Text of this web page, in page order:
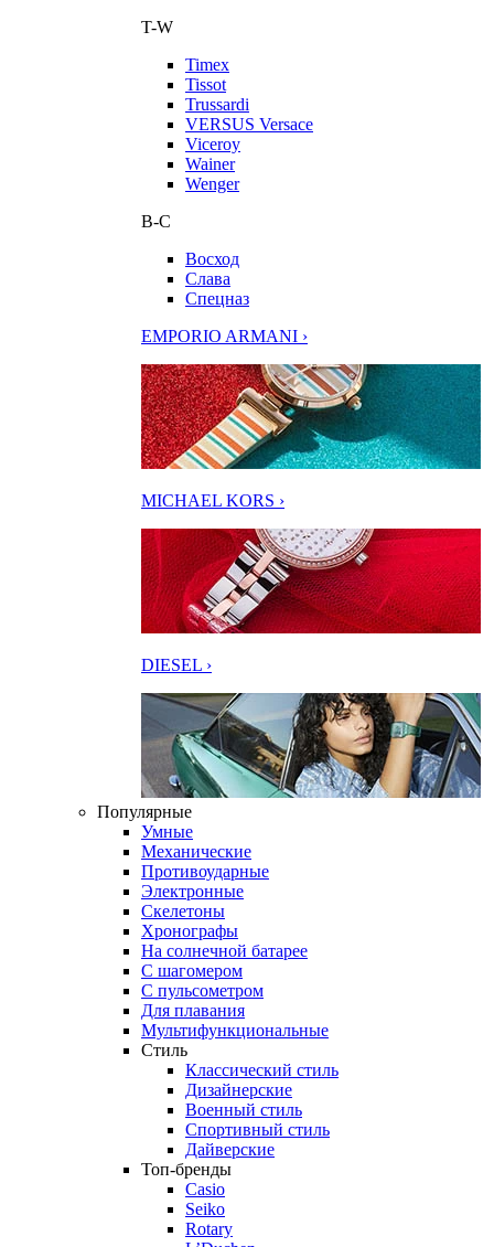
T-W
Timex
Tissot
Trussardi
VERSUS Versace
Viceroy
Wainer
Wenger
В-С
Восход
Слава
Спецназ
EMPORIO ARMANI ›
MICHAEL KORS ›
DIESEL ›
Популярные
Умные
Механические
Противоударные
Электронные
Скелетоны
Хронографы
На солнечной батарее
С шагомером
С пульсометром
Для плавания
Мультифункциональные
Стиль
Классический стиль
Дизайнерские
Военный стиль
Спортивный стиль
Дайверские
Топ-бренды
Casio
Seiko
Rotary